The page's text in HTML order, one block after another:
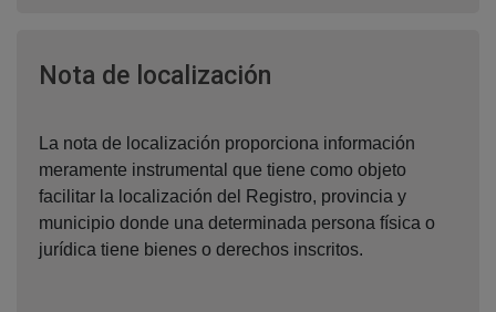
Nota de localización
La nota de localización proporciona información
meramente instrumental que tiene como objeto
facilitar la localización del Registro, provincia y
municipio donde una determinada persona física o
jurídica tiene bienes o derechos inscritos.